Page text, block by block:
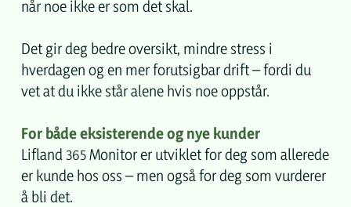
når noe ikke er som det skal.
Det gir deg bedre oversikt, mindre stress i
hverdagen og en mer forutsigbar drift – fordi du
vet at du ikke står alene hvis noe oppstår.
For både eksisterende og nye kunder
Lifland 365 Monitor er utviklet for deg som allerede
er kunde hos oss – men også for deg som vurderer
å bli det.